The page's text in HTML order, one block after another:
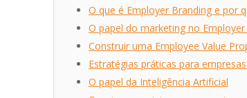
O que é Employer Branding e por
O papel do marketing no
Construir uma Employee Value
Estratégias práticas para
O papel da Inteligência Artificial